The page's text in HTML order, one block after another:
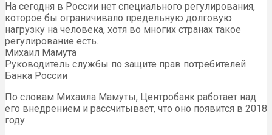
На сегодня в России нет специального регулирования,
которое бы ограничивало предельную долговую
нагрузку на человека, хотя во многих странах такое
регулирование есть.
Михаил Мамута
Руководитель службы по защите прав потребителей
Банка России
По словам Михаила Мамуты, Центробанк работает над
его внедрением и рассчитывает, что оно появится в 2018
году.